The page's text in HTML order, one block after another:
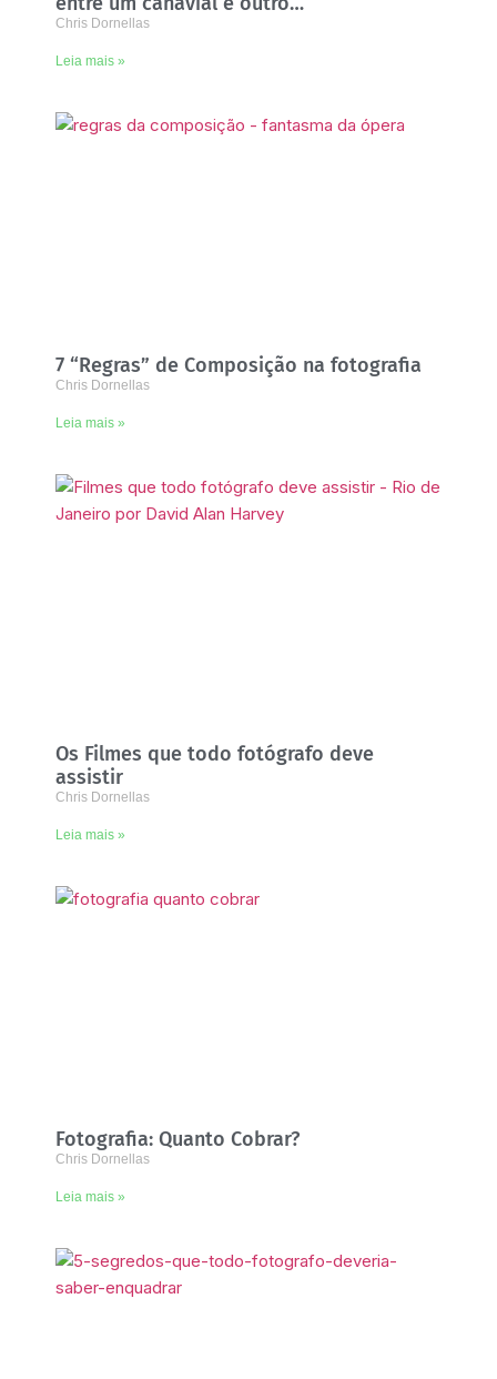
Chris Dornellas
Leia mais »
7 “Regras” de Composição na fotografia
Chris Dornellas
Leia mais »
Os Filmes que todo fotógrafo deve
assistir
Chris Dornellas
Leia mais »
Fotografia: Quanto Cobrar?
Chris Dornellas
Leia mais »